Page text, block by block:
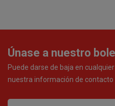
Únase a nuestro
Puede darse de baja en
nuestra información de contacto